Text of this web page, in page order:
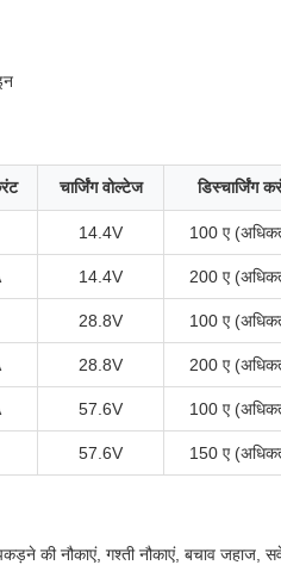
चार्जिंग वोल्टेज डिस्चार्जिंग
14.4V 100 ए
14.4V 200 ए
28.8V 100 ए
28.8V 200 ए
57.6V 100 ए
57.6V 150 ए
की नौकाएं, गश्ती नौकाएं, बचाव जहाज,